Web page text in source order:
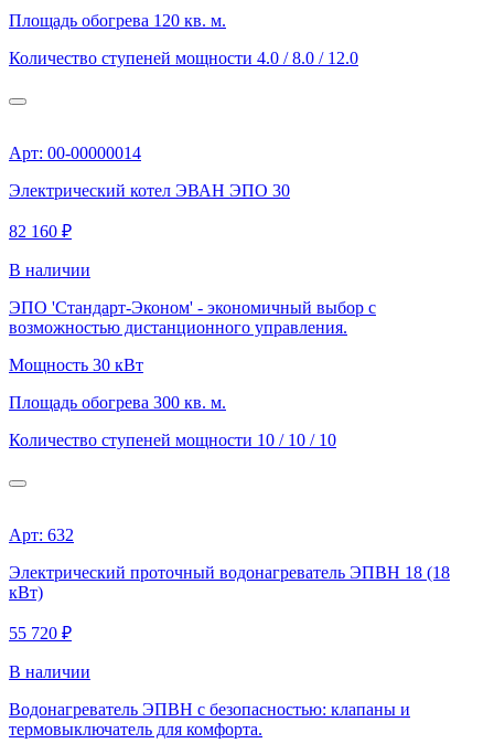
Площадь обогрева 120 кв. м.
Количество ступеней мощности 4.0 / 8.0 / 12.0
Арт: 00-00000014
Электрический котел ЭВАН ЭПО 30
82 160 ₽
В наличии
ЭПО 'Стандарт-Эконом' - экономичный выбор с
возможностью дистанционного управления.
Мощность 30 кВт
Площадь обогрева 300 кв. м.
Количество ступеней мощности 10 / 10 / 10
Арт: 632
Электрический проточный водонагреватель ЭПВН 18 (18
кВт)
55 720 ₽
В наличии
Водонагреватель ЭПВН с безопасностью: клапаны и
термовыключатель для комфорта.